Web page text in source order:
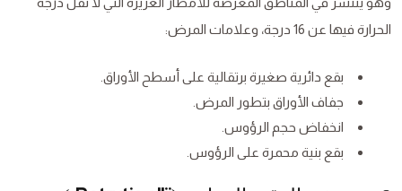
الحرارة فيها عن 16 درجة، وعلامات المرض:
بقع دائرية صغيرة برتقالية على أسطح الأوراق.
جفاف الأوراق بتطور المرض.
انخفاض حجم الرؤوس.
بقع بنية محمرة على الرؤوس.